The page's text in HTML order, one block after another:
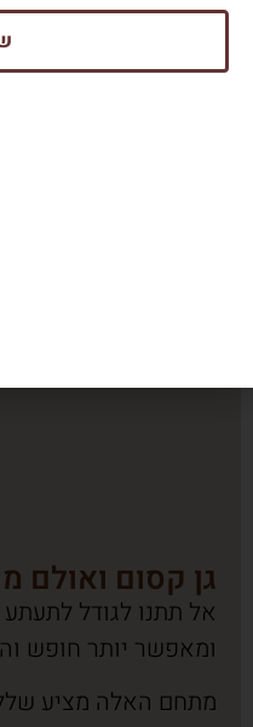
גן קסום ואולם
אל תתנו לגודל
ומאפשר יותר חופש
מתחם האלה מציע